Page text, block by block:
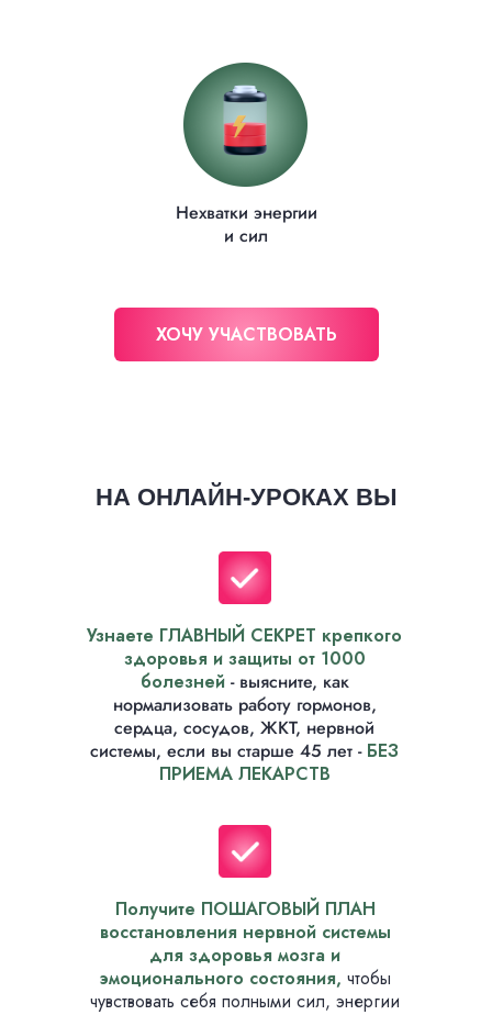
ХОЧУ УЧАСТВОВАТЬ
Нехватки энергии
и сил
НА ОНЛАЙН-УРОКАХ ВЫ
Узнаете ГЛАВНЫЙ СЕКРЕТ крепкого
здоровья и защиты от 1000
болезней - выясните, как
нормализовать работу гормонов,
сердца, сосудов, ЖКТ, нервной
системы, если вы старше 45 лет - БЕЗ
ПРИЕМА ЛЕКАРСТВ
Получите ПОШАГОВЫЙ ПЛАН
восстановления нервной системы
для здоровья мозга и
эмоционального состояния, чтобы
чувствовать себя полными сил, энергии